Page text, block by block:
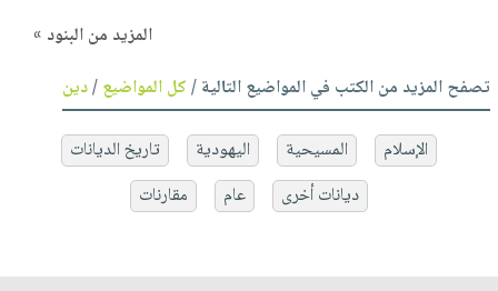
المزيد من البنود »
تصفح المزيد من الكتب في المواضيع التالية /كل المواضيع/دين
الإسلام المسيحية اليهودية
تاريخ الديانات
ديانات أخرى
عام مقارنات